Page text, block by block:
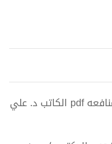
تحميل كتاب الوقف الذري: أحكامه ومنافعه pdf الكاتب د. علي